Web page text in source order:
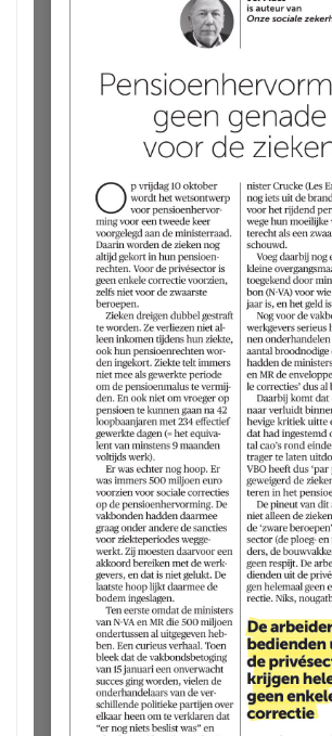
Error: Cannot access file!
https://abvv-basf-
tbe.be/wp-
content/uploads/2025/10/O
pinie-Jef-Maes-De-
Morgen-29-september-
2025.pdf
The API version "2.12.313"
does not match the Worker
version "2.5.207".